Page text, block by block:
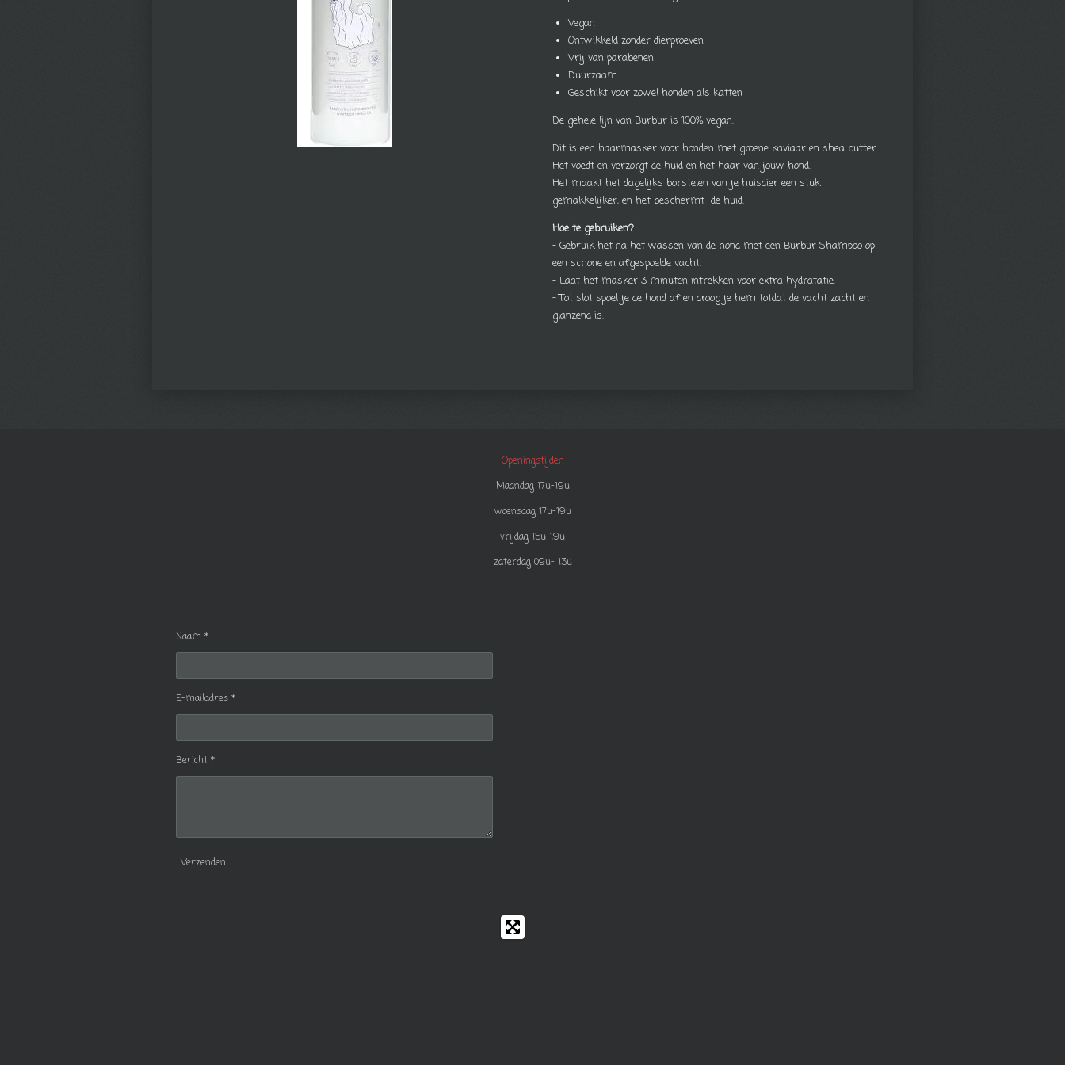
Vegan
Ontwikkeld zonder dierproeven
Vrij van parabenen
Duurzaam
Geschikt voor zowel honden als katten
De gehele lijn van Burbur is 100% vegan.
Dit is een haarmasker voor honden met groene kaviaar en shea butter.
Het voedt en verzorgt de huid en het haar van jouw hond.
Het maakt het dagelijks borstelen van je huisdier een stuk
gemakkelijker, en het beschermt de huid.
Hoe te gebruiken?
– Gebruik het na het wassen van de hond met een Burbur Shampoo op
een schone en afgespoelde vacht.
– Laat het masker 3 minuten intrekken voor extra hydratatie.
– Tot slot spoel je de hond af en droog je hem totdat de vacht zacht en
glanzend is.
Openingstijden
Maandag 17u-19u
woensdag 17u-19u
vrijdag 15u-19u
zaterdag 09u- 13u
Naam *
E-mailadres *
Bericht *
Verzenden